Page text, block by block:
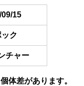
09/15
ク
チャー
体差があります。